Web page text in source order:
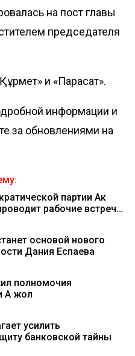
на пост главы
председателя
и «Парасат».
информации и
за обновлениями на
партии Ак
рабочие встречи
основой нового
Дания Еспаева
полномочия
Ақ жол
усилить
банковской тайны